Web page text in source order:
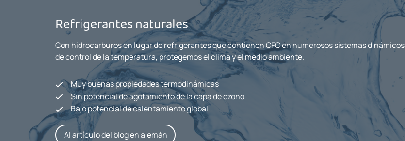
Refrigerantes naturales
Con hidrocarburos en lugar de refrigerantes que contienen CFC en numerosos sistemas dinámicos
de control de la temperatura, protegemos el clima y el medio ambiente.
Muy buenas propiedades termodinámicas
Sin potencial de agotamiento de la capa de ozono
Bajo potencial de calentamiento global
Al artículo del blog en alemán